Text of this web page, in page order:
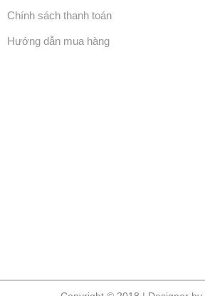
Chính sách thanh toán
Hướng dẫn mua hàng